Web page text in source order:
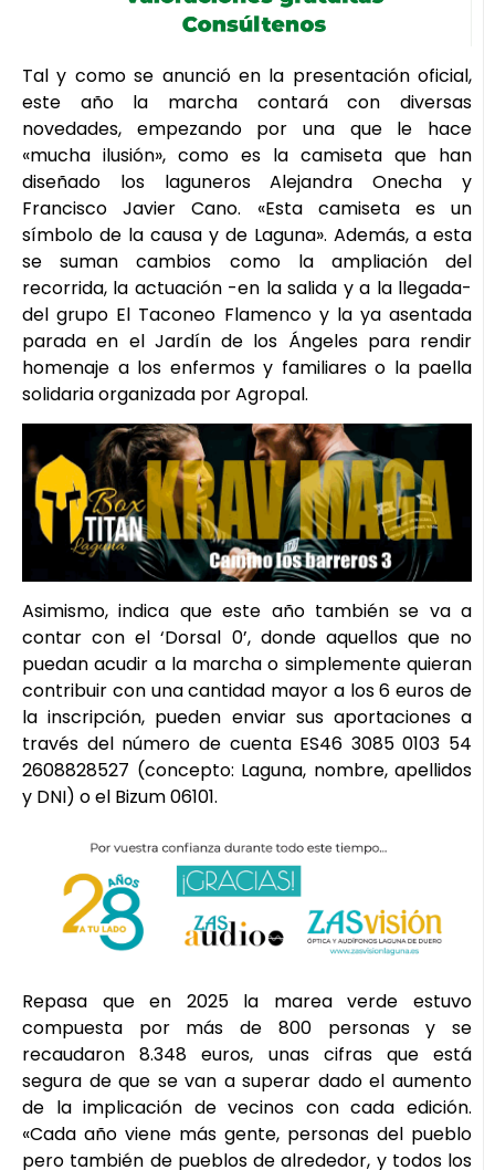
Tal y como se anunció en la presentación oficial,
este año la marcha contará con diversas
novedades, empezando por una que le hace
«mucha ilusión», como es la camiseta que han
diseñado los laguneros Alejandra Onecha y
Francisco Javier Cano. «Esta camiseta es un
símbolo de la causa y de Laguna». Además, a esta
se suman cambios como la ampliación del
recorrida, la actuación -en la salida y a la llegada-
del grupo El Taconeo Flamenco y la ya asentada
parada en el Jardín de los Ángeles para rendir
homenaje a los enfermos y familiares o la paella
solidaria organizada por Agropal.
Asimismo, indica que este año también se va a
contar con el ‘Dorsal 0’, donde aquellos que no
puedan acudir a la marcha o simplemente quieran
contribuir con una cantidad mayor a los 6 euros de
la inscripción, pueden enviar sus aportaciones a
través del número de cuenta ES46 3085 0103 54
2608828527 (concepto: Laguna, nombre, apellidos
y DNI) o el Bizum 06101.
Repasa que en 2025 la marea verde estuvo
compuesta por más de 800 personas y se
recaudaron 8.348 euros, unas cifras que está
segura de que se van a superar dado el aumento
de la implicación de vecinos con cada edición.
«Cada año viene más gente, personas del pueblo
pero también de pueblos de alrededor, y todos los